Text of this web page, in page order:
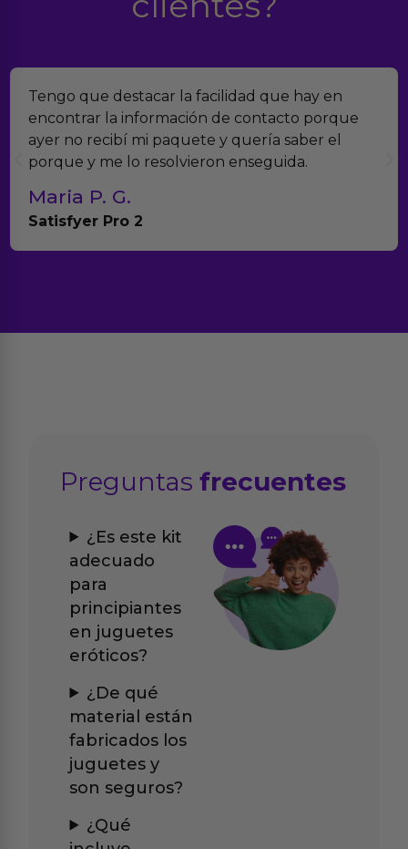
Tengo que destacar la facilidad que hay en
encontrar la información de contacto porque
ayer no recibí mi paquete y quería saber el
porque y me lo resolvieron enseguida.
Maria P. G.
Satisfyer Pro 2
Preguntasfrecuentes
¿Es este kit
adecuado
para
principiantes
en juguetes
eróticos?
¿De qué
material están
fabricados los
juguetes y
son seguros?
¿Qué